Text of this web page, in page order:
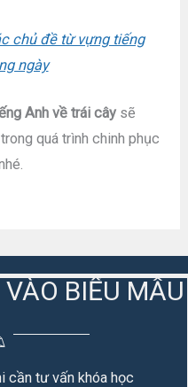
chủ đề từ vựng tiếng
ngày
Anh về trái cây sẽ
quá trình chinh phục
BIỂU MẪU
cần tư vấn khóa học